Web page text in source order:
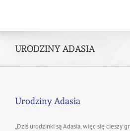
URODZINY ADASIA
Urodziny Adasia
„Dziś urodzinki są Adasia, więc się cieszy